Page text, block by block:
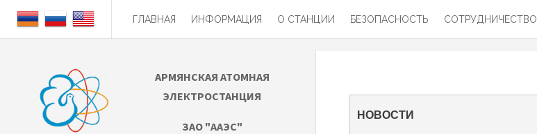
ГЛАВНАЯ ИНФОРМАЦИЯ О СТАНЦИИ БЕЗОПАСНОСТЬ СОТРУДНИЧЕСТВО
НОВОСТИ
АРМЯНСКАЯ АТОМНАЯ
ЭЛЕКТРОСТАНЦИЯ
ЗАО "ААЭС"